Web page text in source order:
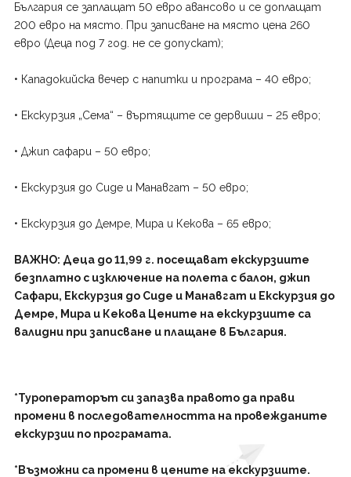
България се заплащат 50 евро авансово и се доплащат
200 евро на място. При записване на място цена 260
евро (Деца под 7 год. не се допускат);
• Кападокийска вечер с напитки и програма – 40 евро;
• Екскурзия „Сема“ – въртящите се дервиши – 25 евро;
• Джип сафари – 50 евро;
• Екскурзия до Сиде и Манавгат – 50 евро;
• Екскурзия до Демре, Мира и Кекова – 65 евро;
ВАЖНО: Деца до 11,99 г. посещават екскурзиите
безплатно с изключение на полета с балон, джип
Сафари, Екскурзия до Сиде и Манавгат и Екскурзия до
Демре, Мира и Кекова Цените на екскурзиите са
валидни при записване и плащане в България.
*Туроператорът си запазва правото да прави
промени в последователността на провежданите
екскурзии по програмата.
*Възможни са промени в цените на екскурзиите.